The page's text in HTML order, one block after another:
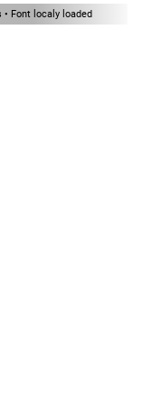
• Font localy loaded